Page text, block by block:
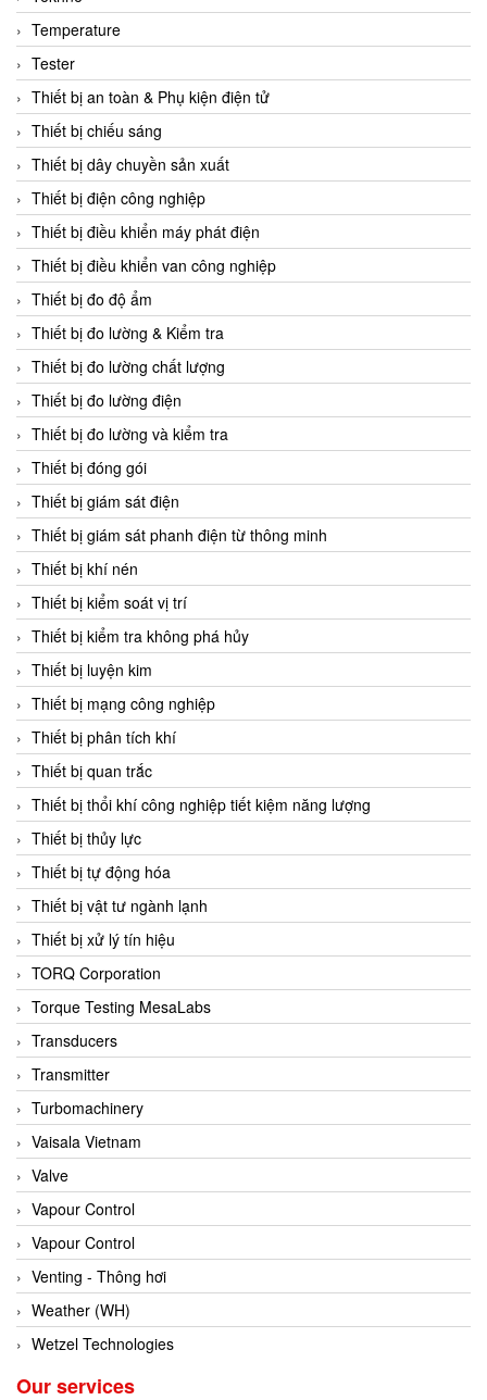
CCS
CD Automation
CEAG Sicherheitst
CEIA Vietnam
Celduc Vietnam
Cemb
Centec GmbH
CEQUBE
CHAUVIN ARNOUX
Checkline
Chino
Chiyoda Seiki
Chiyoda-Tsusho
Chongqing Huaneng
Chromalox
ChuanYi
CIC
Clage
Clake Fololo
Clark Cooper
CMC Ventilazione
Coax Valves Inc
Codel
Cofimco
Coltraco
Comat Releco
Comax
COMETECH VietNam
COMFILE Technology
Conch
Conductix/ WAMPFLER
Contrec
Contrinex
Control Solution Minesota
Copeland
Cortem
Cosa Xentaur
Cosil
Coulton
Crouzet
Temperature
Tester
Thiết bị an toàn & Phụ kiện điện tử
Thiết bị chiếu sáng
Thiết bị dây chuyền sản xuất
Thiết bị điện công nghiệp
Thiết bị điều khiển máy phát điện
Thiết bị điều khiển van công nghiệp
Thiết bị đo độ ẩm
Thiết bị đo lường & Kiểm tra
Thiết bị đo lường chất lượng
Thiết bị đo lường điện
Thiết bị đo lường và kiểm tra
Thiết bị đóng gói
Thiết bị giám sát điện
Thiết bị giám sát phanh điện từ thông minh
Thiết bị khí nén
Thiết bị kiểm soát vị trí
Thiết bị kiểm tra không phá hủy
Thiết bị luyện kim
Thiết bị mạng công nghiệp
Thiết bị phân tích khí
Thiết bị quan trắc
Thiết bị thổi khí công nghiệp tiết kiệm năng lượng
Thiết bị thủy lực
Thiết bị tự động hóa
Thiết bị vật tư ngành lạnh
Thiết bị xử lý tín hiệu
TORQ Corporation
Torque Testing MesaLabs
Transducers
Transmitter
Turbomachinery
Vaisala Vietnam
Valve
Vapour Control
Vapour Control
Venting - Thông hơi
Weather (WH)
Wetzel Technologies
Our services